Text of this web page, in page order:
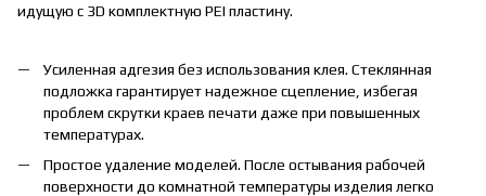
идущую с 3D комплектную PEI пластину.
Усиленная адгезия без использования клея. Стеклянная
подложка гарантирует надежное сцепление, избегая
проблем скрутки краев печати даже при повышенных
температурах.
Простое удаление моделей. После остывания рабочей
поверхности до комнатной температуры изделия легко